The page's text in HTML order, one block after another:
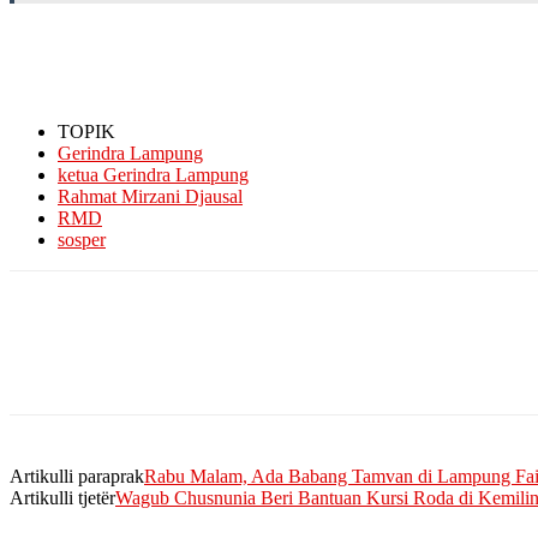
TOPIK
Gerindra Lampung
ketua Gerindra Lampung
Rahmat Mirzani Djausal
RMD
sosper
Artikulli paraprakRabu Malam, Ada Babang Tamvan di Lampung
Artikulli tjetërWagub Chusnunia Beri Bantuan Kursi Roda di